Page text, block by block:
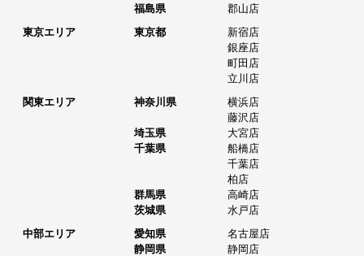
福島県
郡山店
東京エリア
東京都
新宿店
銀座店
町田店
立川店
関東エリア
神奈川県
横浜店
藤沢店
埼玉県
大宮店
千葉県
船橋店
千葉店
柏店
群馬県
高崎店
茨城県
水戸店
中部エリア
愛知県
名古屋店
静岡県
静岡店